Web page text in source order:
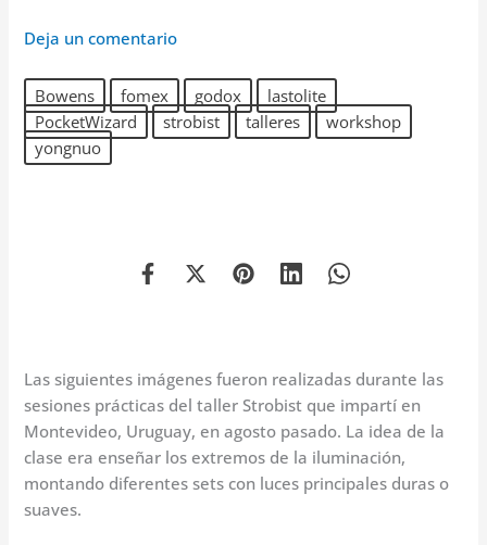
Deja un comentario
Bowens fomex godox
lastolite
PocketWizard
strobist talleres
workshop
yongnuo
Las siguientes imágenes fueron realizadas durante las
sesiones prácticas del taller Strobist que impartí en
Montevideo, Uruguay, en agosto pasado. La idea de la
clase era enseñar los extremos de la iluminación,
montando diferentes sets con luces principales duras o
suaves.